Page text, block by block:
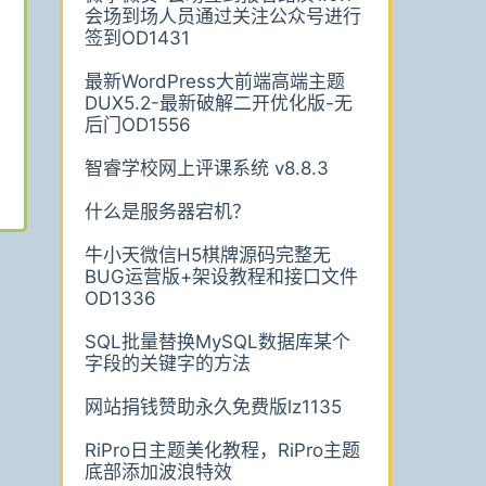
会场到场人员通过关注公众号进行
签到OD1431
最新WordPress大前端高端主题
DUX5.2-最新破解二开优化版-无
后门OD1556
智睿学校网上评课系统 v8.8.3
什么是服务器宕机？
牛小天微信H5棋牌源码完整无
BUG运营版+架设教程和接口文件
OD1336
SQL批量替换MySQL数据库某个
字段的关键字的方法
网站捐钱赞助永久免费版lz1135
RiPro日主题美化教程，RiPro主题
底部添加波浪特效